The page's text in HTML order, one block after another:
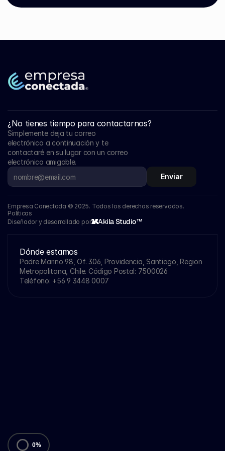
0%
¿No tienes tiempo para contactarnos?
Simplemente deja tu correo
electrónico a continuación y te
contactaré en su lugar con un correo
electrónico amigable.
Enviar
Empresa Conectada © 2025. Todos los derechos reservados.
Políticas
Diseñador y desarrollado por
Akila Studio™
Dónde estamos
Padre Marino 98, Of. 306, Providencia, Santiago, Region
Metropolitana, Chile. Código Postal: 7500026
Teléfono: +56 9 3448 0007